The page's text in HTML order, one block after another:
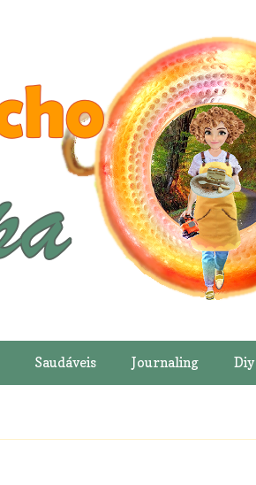
Saudáveis Journaling Diy